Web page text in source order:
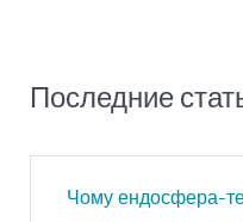
Последние
Чому ендосфера-